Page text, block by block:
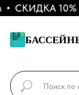
СКИДКА 10% -